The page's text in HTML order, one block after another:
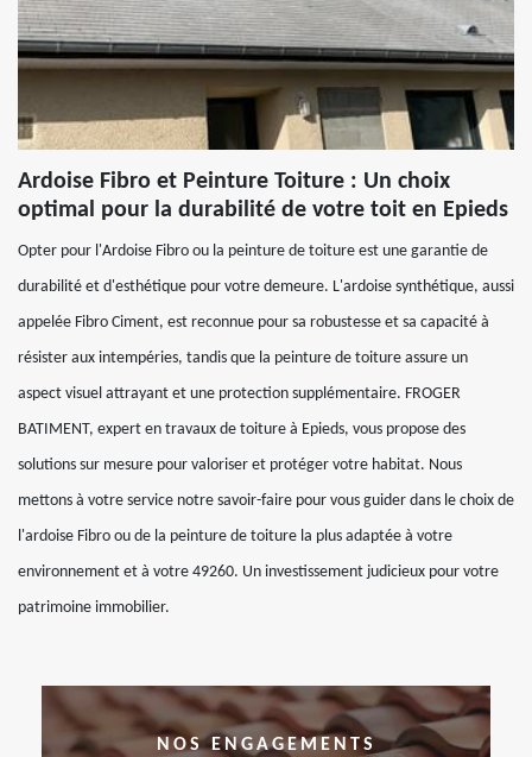
Ardoise Fibro et Peinture Toiture : Un choix
optimal pour la durabilité de votre toit en Epieds
Opter pour l'Ardoise Fibro ou la peinture de toiture est une garantie de
durabilité et d'esthétique pour votre demeure. L'ardoise synthétique, aussi
appelée Fibro Ciment, est reconnue pour sa robustesse et sa capacité à
résister aux intempéries, tandis que la peinture de toiture assure un
aspect visuel attrayant et une protection supplémentaire. FROGER
BATIMENT, expert en travaux de toiture à Epieds, vous propose des
solutions sur mesure pour valoriser et protéger votre habitat. Nous
mettons à votre service notre savoir-faire pour vous guider dans le choix de
l'ardoise Fibro ou de la peinture de toiture la plus adaptée à votre
environnement et à votre 49260. Un investissement judicieux pour votre
patrimoine immobilier.
NOS ENGAGEMENTS